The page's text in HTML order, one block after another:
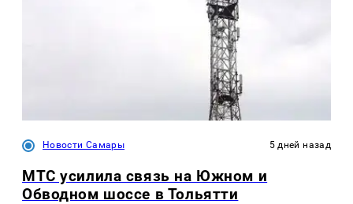
Новости Самары 5 дней назад
МТС усилила связь на Южном и
Обводном шоссе в Тольятти